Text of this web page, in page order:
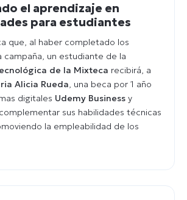
el aprendizaje en
para estudiantes
que, al haber completado los
campaña, un estudiante de la
de la Mixteca recibirá, a
Alicia Rueda , una beca por 1 año
digitales Udemy Business y
complementar sus habilidades técnicas
la empleabilidad de los